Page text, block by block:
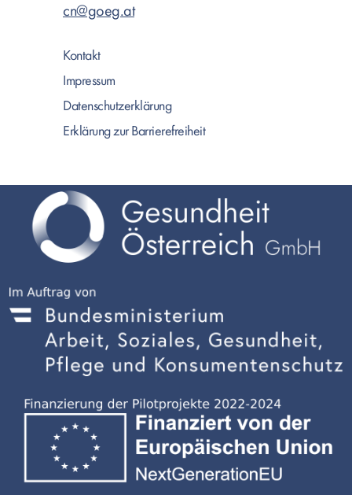
cn@goeg.at
Kontakt
Impressum
Datenschutzerklärung
Erklärung zur Barrierefreiheit